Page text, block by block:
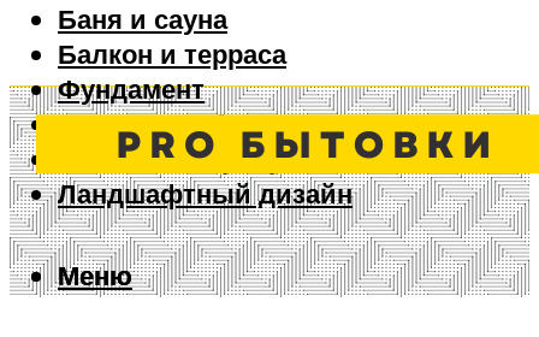
Баня и сауна
Балкон и терраса
Фундамент
Ворота и забор
Дизайн интерьера
Ландшафтный дизайн
Меню
Меню